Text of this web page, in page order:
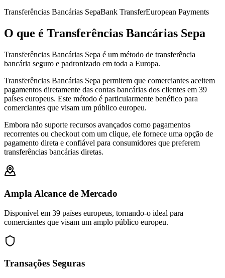
Transferências Bancárias SepaBank TransferEuropean Payments
O que é Transferências Bancárias Sepa
Transferências Bancárias Sepa é um método de transferência
bancária seguro e padronizado em toda a Europa.
Transferências Bancárias Sepa permitem que comerciantes aceitem
pagamentos diretamente das contas bancárias dos clientes em 39
países europeus. Este método é particularmente benéfico para
comerciantes que visam um público europeu.
Embora não suporte recursos avançados como pagamentos
recorrentes ou checkout com um clique, ele fornece uma opção de
pagamento direta e confiável para consumidores que preferem
transferências bancárias diretas.
Ampla Alcance de Mercado
Disponível em 39 países europeus, tornando-o ideal para
comerciantes que visam um amplo público europeu.
Transações Seguras